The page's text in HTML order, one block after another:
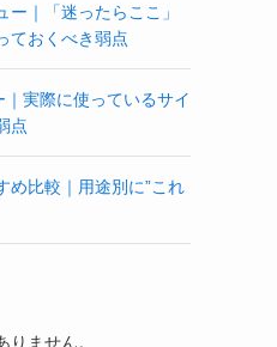
｜「迷ったらここ」
ておくべき弱点
実際に使っているサイ
点
め比較｜用途別に”これ
ません。